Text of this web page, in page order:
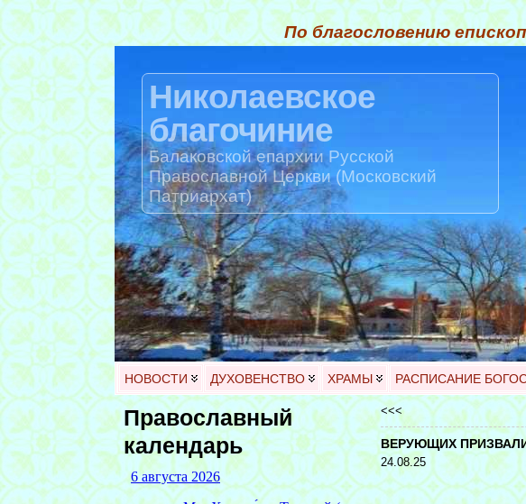
По благословению
Николаевское
благочиние
Балаковской епархии Русской
Православной Церкви (Московский
Патриархат)
НОВОСТИ ДУХОВЕНСТВО ХРАМЫ РАСПИСАНИЕ
Православный
календарь
<<<
ВЕРУЮЩИХ
24.08.25